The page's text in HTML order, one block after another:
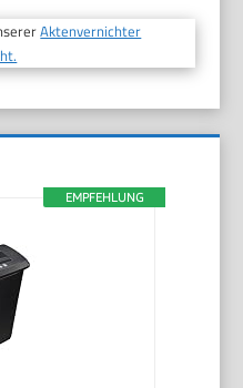
Aktenvernichter
EMPFEHLUNG